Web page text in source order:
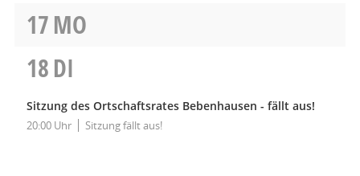
17MO
18DI
Sitzung des Ortschaftsrates Bebenhausen - fällt aus!
20:00 Uhr Sitzung fällt aus!